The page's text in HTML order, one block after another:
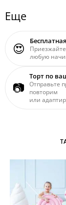
Еще
😍
любую
📷
Торт по
Отправьте
повторим
или